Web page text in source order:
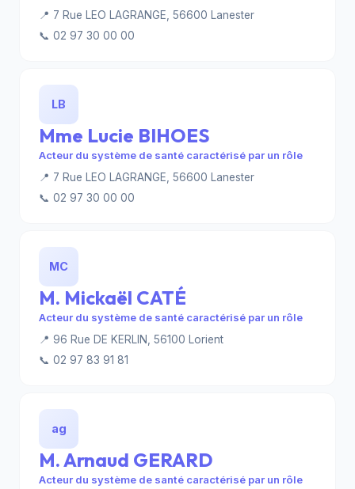
📍 7 Rue LEO LAGRANGE, 56600 Lanester
📞 02 97 30 00 00
LB
Mme Lucie BIHOES
Acteur du système de santé caractérisé par un rôle
📍 7 Rue LEO LAGRANGE, 56600 Lanester
📞 02 97 30 00 00
MC
M. Mickaël CATÉ
Acteur du système de santé caractérisé par un rôle
📍 96 Rue DE KERLIN, 56100 Lorient
📞 02 97 83 91 81
ag
M. Arnaud GERARD
Acteur du système de santé caractérisé par un rôle